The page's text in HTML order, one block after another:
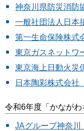
神奈川県防災消防
一般社団法人日本
第一生命保険株式
東京ガスネットワ
東京海上日動火災
日本陶彩株式会社
令和6年度「かながわ
JAグループ神奈川